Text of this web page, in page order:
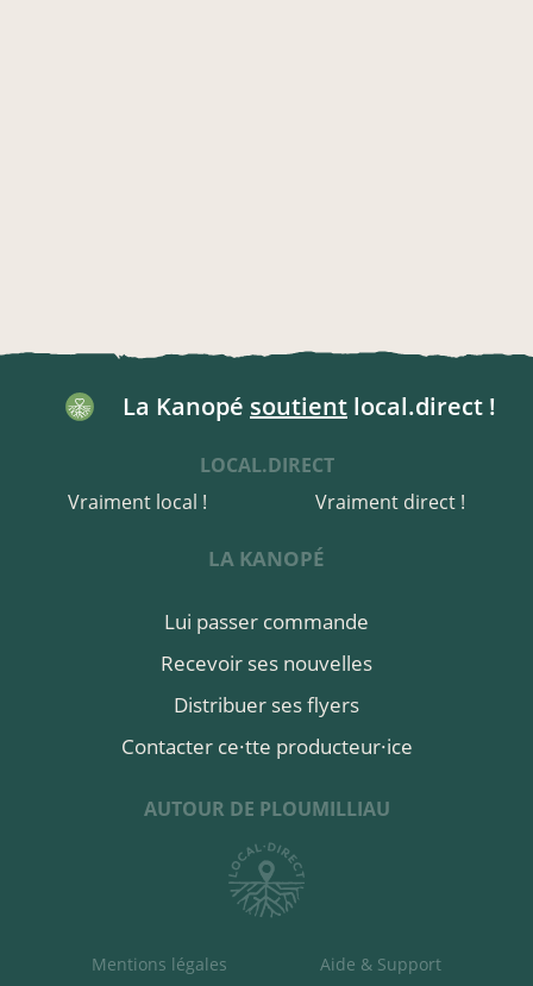
La Kanopé soutient local.direct !
LOCAL.DIRECT
Vraiment local !
Vraiment direct !
LA KANOPÉ
Lui passer commande
Recevoir ses nouvelles
Distribuer ses flyers
Contacter ce·tte producteur·ice
AUTOUR DE PLOUMILLIAU
Mentions légales Aide & Support